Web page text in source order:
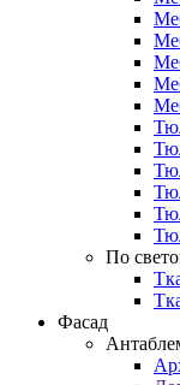
По
Фасад